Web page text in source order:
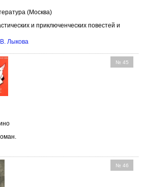
(Москва)
и приключенческих повестей и
В. Лыкова
№ 45
№ 46